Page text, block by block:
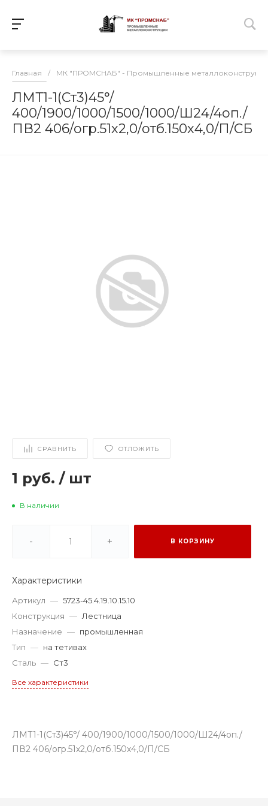
Главная / МК "ПРОМСНАБ" - Промышленные
ЛМТ1-1(Ст3)45°/
400/1900/1000/1500/1000/Ш24/4оп./
ПВ2 406/огр.51х2,0/отб.150х4,0/П/СБ
СРАВНИТЬ ОТЛОЖИТЬ
1 руб. / шт
В наличии
- + В КОРЗИНУ
Характеристики
Артикул — 5723-45.4.19.10.15.10
Конструкция — Лестница
Назначение — промышленная
Тип — на тетивах
Сталь — Ст3
Все характеристики
ЛМТ1-1(Ст3)45°/ 400/1900/1000/1500/1000/Ш24/4оп./
ПВ2 406/огр.51х2,0/отб.150х4,0/П/СБ